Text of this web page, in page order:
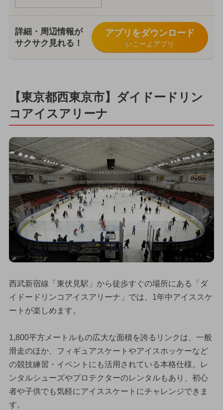
詳細・周辺情報が
サクサク見れる！
アプリをダウンロード
いこーよアプリ
【東京都西東京市】ダイドードリン
コアイスアリーナ
西武新宿線「東伏見駅」から徒歩すぐの場所にある「ダ
イドードリンコアイスアリーナ」では、1年中アイススケ
ートが楽しめます。
1,800平方メートルもの広大な面積を誇るリンクは、一般
滑走のほか、フィギュアスケートやアイスホッケーなど
の競技練習・イベントにも活用されている本格仕様。レ
ンタルシューズやプロテクターのレンタルもあり、初心
者や子供でも気軽にアイススケートにチャレンジできま
す。